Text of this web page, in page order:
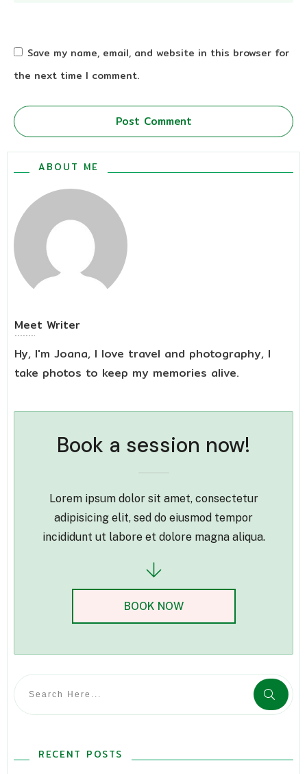
Save my name, email, and website in this browser for
the next time I comment.
Post Comment
ABOUT ME
Meet Writer
Hy, I'm Joana, I love travel and photography, I
take photos to keep my memories alive.
Book a session now!
Lorem ipsum dolor sit amet, consectetur
adipisicing elit, sed do eiusmod tempor
incididunt ut labore et dolore magna aliqua.
BOOK NOW
RECENT POSTS